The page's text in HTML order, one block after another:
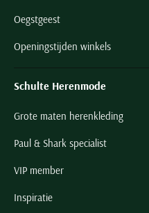
Oegstgeest
Openingstijden winkels
Schulte Herenmode
Grote maten herenkleding
Paul & Shark specialist
VIP member
Inspiratie